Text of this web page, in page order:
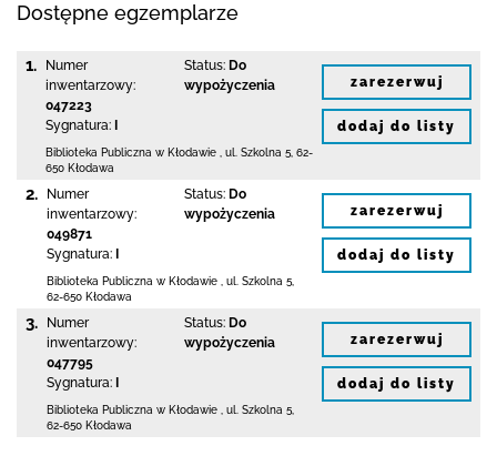
Dostępne egzemplarze
1.
Numer
inwentarzowy:
047223
Sygnatura:
Status: Do
wypożyczenia
Biblioteka Publiczna w Kłodawie ul. Szkolna 5 62-
650 Kłodawa
zarezerwuj
dodaj do listy
2.
Numer
inwentarzowy:
049871
Sygnatura:
Status: Do
wypożyczenia
Biblioteka Publiczna w Kłodawie ul. Szkolna 5
62-650 Kłodawa
zarezerwuj
dodaj do listy
3.
Numer
inwentarzowy:
047795
Sygnatura:
Status: Do
wypożyczenia
Biblioteka Publiczna w Kłodawie ul. Szkolna 5
62-650 Kłodawa
zarezerwuj
dodaj do listy